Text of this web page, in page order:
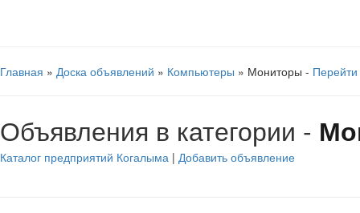
Главная » Доска объявлений » Компьютеры » Мониторы -
Объявления в категории -
Каталог предприятий Когалыма | Добавить объявление